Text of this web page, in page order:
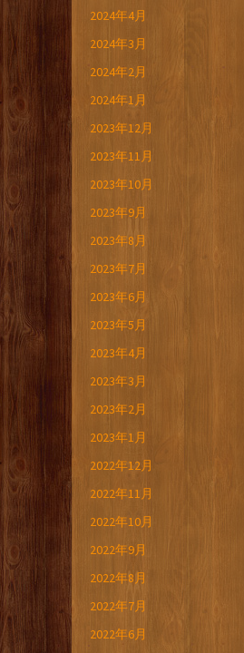
2024年4月
2024年3月
2024年2月
2024年1月
2023年12月
2023年11月
2023年10月
2023年9月
2023年8月
2023年7月
2023年6月
2023年5月
2023年4月
2023年3月
2023年2月
2023年1月
2022年12月
2022年11月
2022年10月
2022年9月
2022年8月
2022年7月
2022年6月